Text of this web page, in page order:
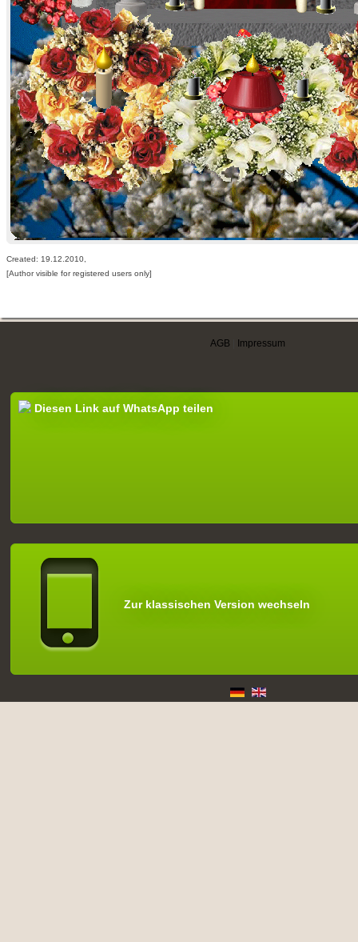
Created: 19.12.2010,
[Author visible for registered users only]
AGB Impressum
Diesen Link auf WhatsApp teilen
Zur klassischen Version wechseln